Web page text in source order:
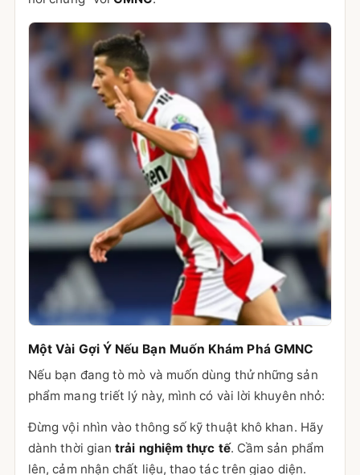
Một Vài Gợi Ý Nếu Bạn Muốn Khám Phá GMNC
Nếu bạn đang tò mò và muốn dùng thử những sản
phẩm mang triết lý này, mình có vài lời khuyên nhỏ:
Đừng vội nhìn vào thông số kỹ thuật khô khan. Hãy
dành thời giantrải nghiệm thực tế. Cầm sản phẩm
lên, cảm nhận chất liệu, thao tác trên giao diện.